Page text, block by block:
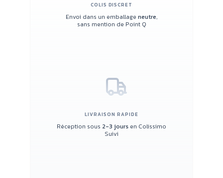
COLIS DISCRET
Envoi dans un emballage neutre,
sans mention de Point Q
LIVRAISON RAPIDE
Réception sous 2-3 jours en Colissimo
Suivi